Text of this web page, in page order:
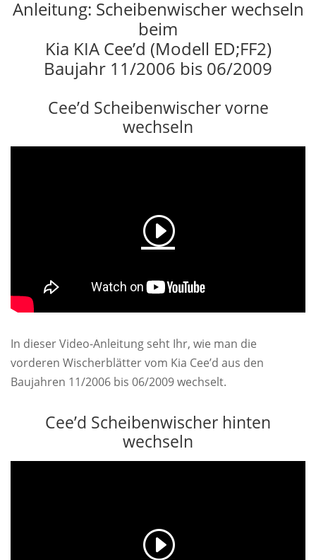
Anleitung: Scheibenwischer wechseln
beim
Kia KIA Cee’d (Modell ED;FF2)
Baujahr 11/2006 bis 06/2009
Cee’d Scheibenwischer vorne
wechseln
In dieser Video-Anleitung seht Ihr, wie man die
vorderen Wischerblätter vom Kia Cee’d aus den
Baujahren 11/2006 bis 06/2009 wechselt.
Cee’d Scheibenwischer hinten
wechseln